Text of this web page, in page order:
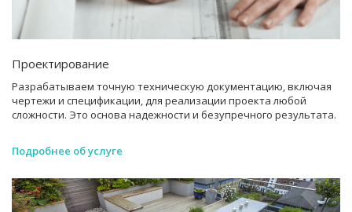
Проектирование
Разрабатываем точную техническую документацию, включая
чертежи и спецификации, для реализации проекта любой
сложности. Это основа надежности и безупречного результата.
Подробнее об услуге